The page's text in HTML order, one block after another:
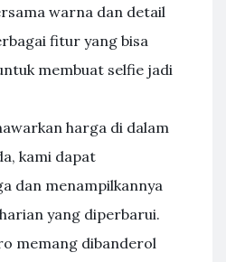
warna dan detail
fitur yang bisa
membuat selfie jadi
harga di dalam
kami dapat
dan menampilkannya
yang diperbarui.
memang dibanderol